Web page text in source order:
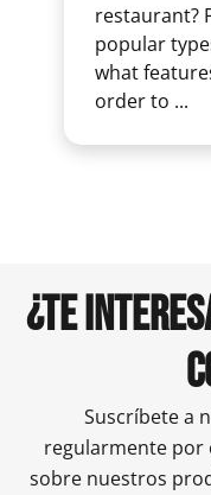
restaurant?
popular
what
order to ...
¿TE
Suscríbete a
regularmente
sobre nuestros